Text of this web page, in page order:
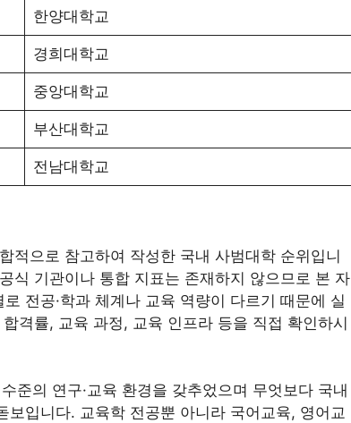
한양대학교
경희대학교
중앙대학교
부산대학교
전남대학교
적으로 참고하여 작성한 국내 사범대학 순위입니
식 기관이나 통합 지표는 존재하지 않으므로 본 자
전공·학과 체계나 교육 역량이 다르기 때문에 실
격률, 교육 과정, 교육 인프라 등을 직접 확인하시
준의 연구·교육 환경을 갖추었으며 무엇보다 국내
입니다. 교육학 전공뿐 아니라 국어교육, 영어교